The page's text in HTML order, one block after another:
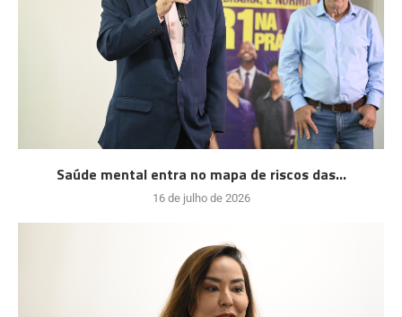
Saúde mental entra no mapa de riscos das...
16 de julho de 2026